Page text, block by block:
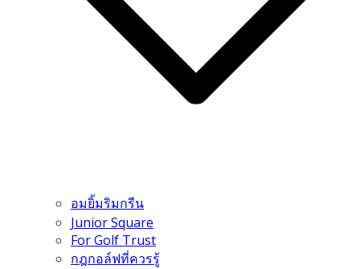
อมยิ้มริมกรีน
Junior Square
For Golf Trust
กฎกอล์ฟที่ควรรู้